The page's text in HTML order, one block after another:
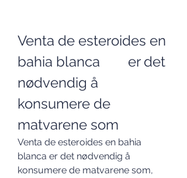
Venta de esteroides en
bahia blanca        er det
nødvendig å
konsumere de
matvarene som
Venta de esteroides en bahia
blanca er det nødvendig å
konsumere de matvarene som,